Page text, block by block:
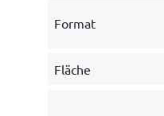
Format
Fläche